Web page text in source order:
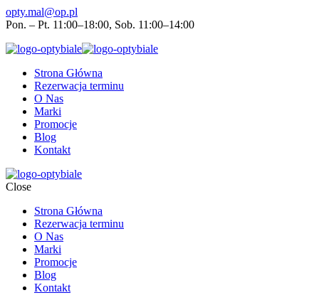
opty.mal@op.pl
Pon. – Pt. 11:00–18:00, Sob. 11:00–14:00
Strona Główna
Rezerwacja terminu
O Nas
Marki
Promocje
Blog
Kontakt
Close
Strona Główna
Rezerwacja terminu
O Nas
Marki
Promocje
Blog
Kontakt